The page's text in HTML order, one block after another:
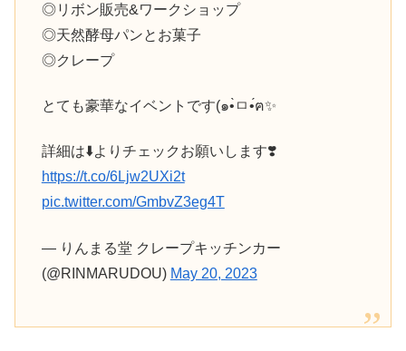
◎リボン販売&ワークショップ
◎天然酵母パンとお菓子
◎クレープ
とても豪華なイベントです(๑•̀ㅁ•́ฅ✨
詳細は⬇️よりチェックお願いします❣️
https://t.co/6Ljw2UXi2t
pic.twitter.com/GmbvZ3eg4T
— りんまる堂 クレープキッチンカー
(@RINMARUDOU) May 20, 2023